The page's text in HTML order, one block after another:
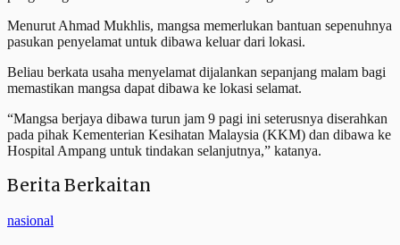
Menurut Ahmad Mukhlis, mangsa memerlukan bantuan sepenuhnya
pasukan penyelamat untuk dibawa keluar dari lokasi.
Beliau berkata usaha menyelamat dijalankan sepanjang malam bagi
memastikan mangsa dapat dibawa ke lokasi selamat.
“Mangsa berjaya dibawa turun jam 9 pagi ini seterusnya diserahkan
pada pihak Kementerian Kesihatan Malaysia (KKM) dan dibawa ke
Hospital Ampang untuk tindakan selanjutnya,” katanya.
Berita Berkaitan
nasional